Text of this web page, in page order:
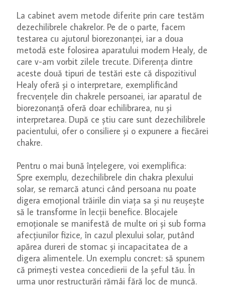
La cabinet avem metode diferite prin care testăm
dezechilibrele chakrelor. Pe de o parte, facem
testarea cu ajutorul biorezonanței, iar a doua
metodă este folosirea aparatului modern Healy, de
care v-am vorbit zilele trecute. Diferența dintre
aceste două tipuri de testări este că dispozitivul
Healy oferă și o interpretare, exemplificând
frecvențele din chakrele persoanei, iar aparatul de
biorezonanță oferă doar echilibrarea, nu și
interpretarea. După ce știu care sunt dezechilibrele
pacientului, ofer o consiliere și o expunere a fiecărei
chakre.
Pentru o mai bună înțelegere, voi exemplifica:
Spre exemplu, dezechilibrele din chakra plexului
solar, se remarcă atunci când persoana nu poate
digera emoțional trăirile din viața sa și nu reușește
să le transforme în lecții benefice. Blocajele
emoționale se manifestă de multe ori și sub forma
afecțiunilor fizice, în cazul plexului solar, putând
apărea dureri de stomac și incapacitatea de a
digera alimentele. Un exemplu concret: să spunem
că primești vestea concedierii de la șeful tău. În
urma unor restructurări rămâi fără loc de muncă.